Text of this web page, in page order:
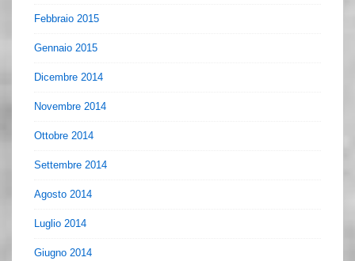
Febbraio 2015
Gennaio 2015
Dicembre 2014
Novembre 2014
Ottobre 2014
Settembre 2014
Agosto 2014
Luglio 2014
Giugno 2014